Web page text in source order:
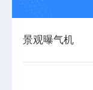
景观曝气机